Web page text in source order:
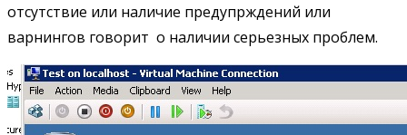
отсутствие или наличие предупрждений или
варнингов говорит о наличии серьезных проблем.